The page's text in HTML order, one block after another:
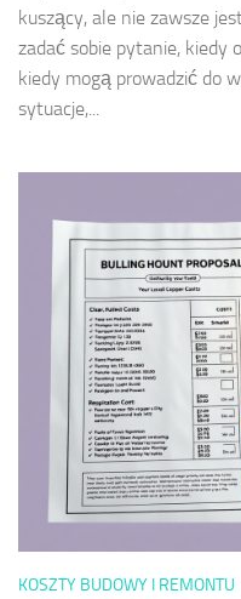
kuszący, ale nie zawsze
zadać sobie pytanie, kiedy
kiedy mogą prowadzić do
sytuacje,...
KOSZTY BUDOWY I REMONTU